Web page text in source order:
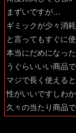
まずいですが…
ギミックが少々消
と言ってもすぐに
本当にだめになっ
うぐらいいい商品
マジで長く使える
性がいいですしわ
久々の当たり商品